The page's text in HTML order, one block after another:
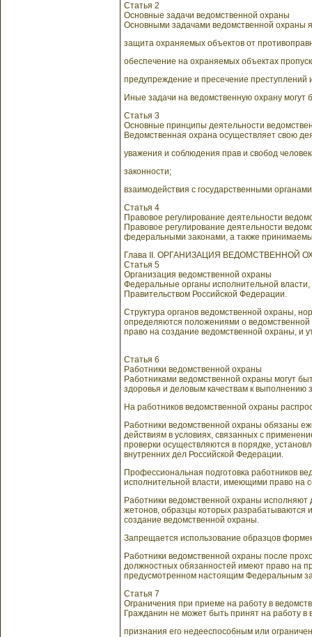
Статья 2
Основные задачи ведомственной охраны
Основными задачами ведомственной охраны
защита охраняемых объектов от
обеспечение на охраняемых объектах
предупреждение и пресечение
Иные задачи на ведомственную охрану
Статья 3
Основные принципы деятельности
Ведомственная охрана осуществляет свою
уважения и соблюдения прав и свобод
законности;
взаимодействия с государственными
Статья 4
Правовое регулирование деятельности
Правовое регулирование деятельности
федеральными законами, а также
Глава II. ОРГАНИЗАЦИЯ ВЕДОМСТВЕННОЙ
Статья 5
Организация ведомственной охраны
Федеральные органы исполнительной
Правительством Российской Федерации.
Структура органов ведомственной охраны,
определяются положениями о
право на создание ведомственной охраны, и
Статья 6
Работники ведомственной охраны
Работниками ведомственной охраны могут
здоровья и деловым качествам к выполнению
На работников ведомственной охраны
Работники ведомственной охраны обязаны
действиям в условиях, связанных с
проверки осуществляются в порядке,
внутренних дел Российской Федерации.
Профессиональная подготовка работников
исполнительной власти, имеющими право на
Работники ведомственной охраны
жетонов, образцы которых
создание ведомственной охраны.
Запрещается использование образцов
Работники ведомственной охраны после
должностных обязанностей имеют право на
предусмотренном настоящим Федеральным
Статья 7
Ограничения при приеме на работу в
Гражданин не может быть принят на работу в
признания его недееспособным или